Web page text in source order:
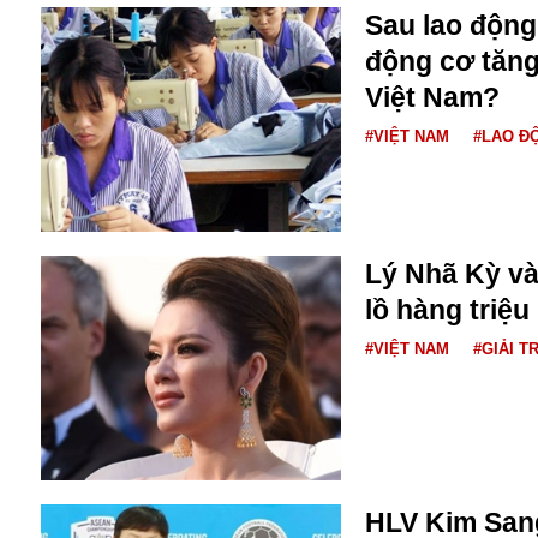
Diego Maradona
Di cư
Dòng chảy phương Bắc 1
Dải Gaza
Facebook
FED
Fansipan
F0
FLC
F-16
Gương sáng
Golf
GDP
Sau lao
động cơ
Việt Nam?
#VIỆT NAM #LAO
Lý Nhã Kỳ
lồ hàng triệu
#VIỆT NAM #GIẢI TRÍ
HLV Kim